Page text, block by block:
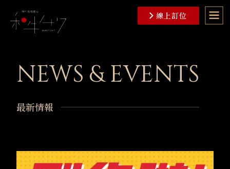
線上訂位
返回首頁 INDEX
NEWS & EVENTS
最新情報